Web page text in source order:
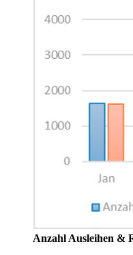
Anzahl Ausleihen &